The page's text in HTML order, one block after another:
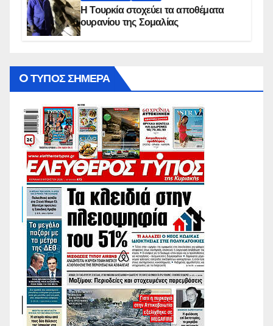
Η Τουρκία στοχεύει τα αποθέματα
ουρανίου της Σομαλίας
O ΤΥΠΟΣ ΣΗΜΕΡΑ